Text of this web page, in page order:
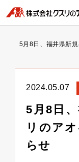
5月8日、福井県新
2024.05.07
5月8日
リのア
らせ